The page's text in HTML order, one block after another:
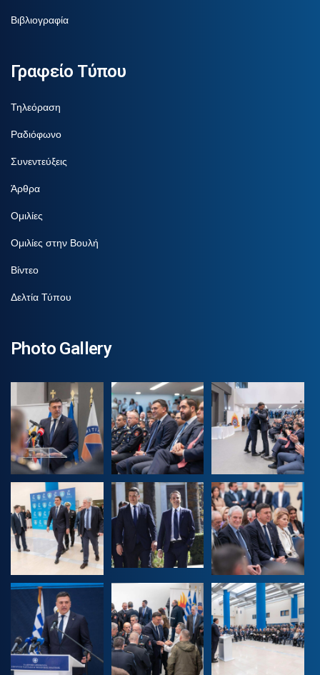
Βιβλιογραφία
Γραφείο Τύπου
Τηλεόραση
Ραδιόφωνο
Συνεντεύξεις
Άρθρα
Ομιλίες
Ομιλίες στην Βουλή
Βίντεο
Δελτία Τύπου
Photo Gallery